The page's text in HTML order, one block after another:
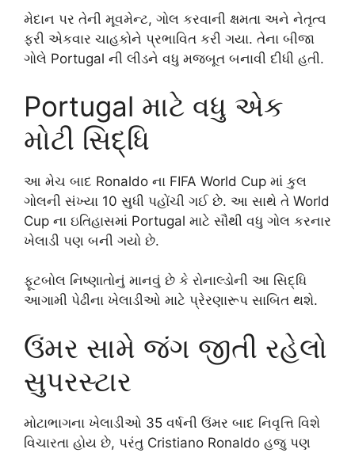
મેદાન પર તેની મૂવમેન્ટ, ગોલ કરવાની ક્ષમતા અને નેતૃત્વ
ફરી એકવાર ચાહકોને પ્રભાવિત કરી ગયા. તેના બીજા
ગોલે Portugal ની લીડને વધુ મજબૂત બનાવી દીધી હતી.
Portugal માટે વધુ એક
મોટી સિદ્ધિ
આ મેચ બાદ Ronaldo ના FIFA World Cup માં કુલ
ગોલની સંખ્યા 10 સુધી પહોંચી ગઈ છે. આ સાથે તે World
Cup ના ઇતિહાસમાં Portugal માટે સૌથી વધુ ગોલ કરનાર
ખેલાડી પણ બની ગયો છે.
ફૂટબોલ નિષ્ણાતોનું માનવું છે કે રોનાલ્ડોની આ સિદ્ધિ
આગામી પેઢીના ખેલાડીઓ માટે પ્રેરણારૂપ સાબિત થશે.
ઉંમર સામે જંગ જીતી રહેલો
સુપરસ્ટાર
મોટાભાગના ખેલાડીઓ 35 વર્ષની ઉંમર બાદ નિવૃત્તિ વિશે
વિચારતા હોય છે, પરંતુ Cristiano Ronaldo હજુ પણ